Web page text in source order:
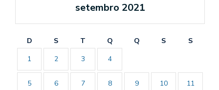
setembro 2021
D S T Q Q S
S
1
2 3 4
5 6 7 8 9 10 11